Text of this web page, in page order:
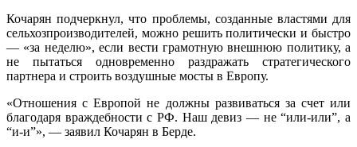
Кочарян подчеркнул, что проблемы, созданные властями для
сельхозпроизводителей, можно решить политически и быстро
— «за неделю», если вести грамотную внешнюю политику, а
не пытаться одновременно раздражать стратегического
партнера и строить воздушные мосты в Европу.
«Отношения с Европой не должны развиваться за счет или
благодаря враждебности с РФ. Наш девиз — не “или-или”, а
“и-и”», — заявил Кочарян в Берде.